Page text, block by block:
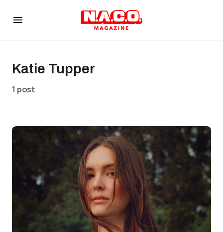
Katie Tupper
1 post